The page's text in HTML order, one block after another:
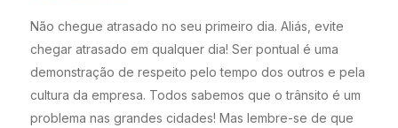
Não chegue atrasado no seu primeiro dia. Aliás, evite
chegar atrasado em qualquer dia! Ser pontual é uma
demonstração de respeito pelo tempo dos outros e pela
cultura da empresa. Todos sabemos que o trânsito é um
problema nas grandes cidades! Mas lembre-se de que